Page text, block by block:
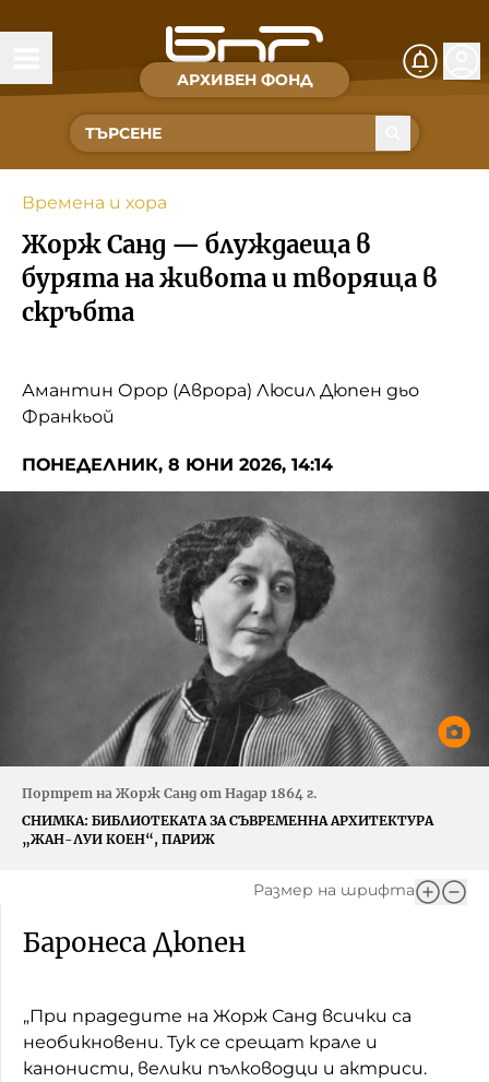
АРХИВЕН ФОНД
Времена и хора
Култура
Музика
Спорт
За Нас
Съвет за електронни медии
Детското.БНР
Времена и хора
Жорж Санд — блуждаеща в
бурята на живота и творяща в
скръбта
Амантин Орор (Аврора) Люсил Дюпен дьо
Франкьой
ПОНЕДЕЛНИК, 8 ЮНИ 2026, 14:14
Портрет на Жорж Санд от Надар 1864 г.
СНИМКА: БИБЛИОТЕКАТА ЗА СЪВРЕМЕННА АРХИТЕКТУРА
„ЖАН-ЛУИ КОЕН“, ПАРИЖ
Размер на шрифта
Баронеса Дюпен
„При прадедите на Жорж Санд всички са
необикновени. Тук се срещат крале и
канонисти, велики пълководци и актриси.